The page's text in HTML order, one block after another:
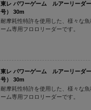
東レ パワーゲーム ルアーリーダ
号） 30m
耐摩耗性特許を使用した、様々な
ーム専用フロロリーダーです。
東レ パワーゲーム ルアーリーダ
号） 30m
耐摩耗性特許を使用した、様々な
ーム専用フロロリーダーです。